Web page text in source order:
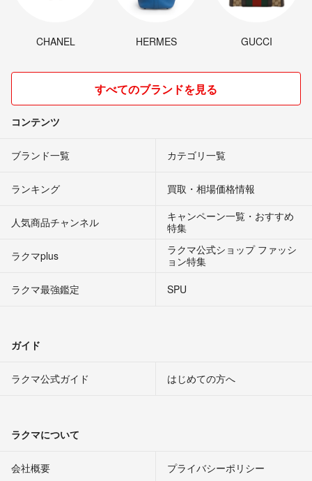
CHANEL HERMES GUCCI
すべてのブランドを見る
コンテンツ
ブランド一覧 カテゴリ一覧
ランキング 買取・相場価格情報
人気商品チャンネル
キャンペーン一覧・おすすめ
特集
ラクマplus
ラクマ公式ショップ ファッシ
ョン特集
ラクマ最強鑑定
SPU
ガイド
ラクマ公式ガイド はじめての方へ
ラクマについて
会社概要 プライバシーポリシー